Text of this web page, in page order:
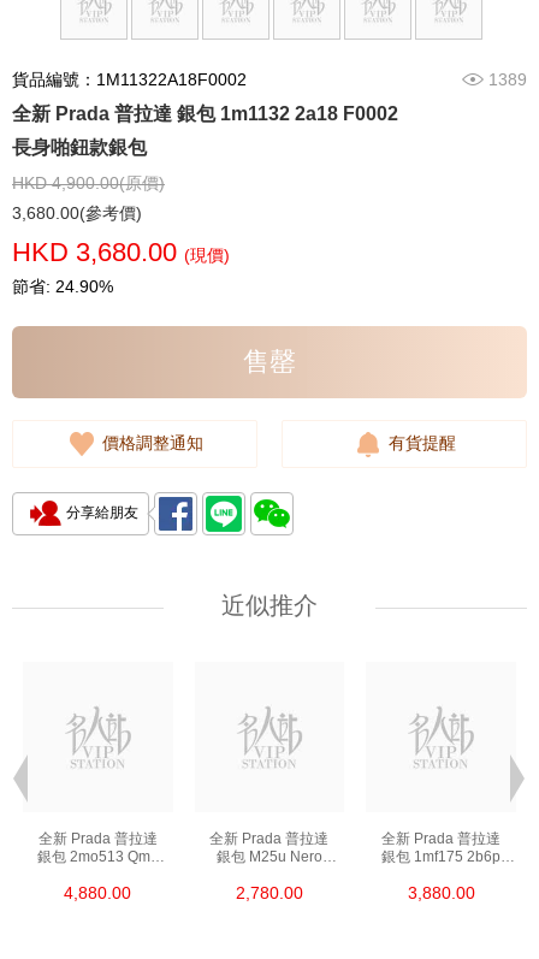
貨品編號：1M11322A18F0002 1389
全新 Prada 普拉達 銀包 1m1132 2a18 F0002
長身啪鈕款銀包
HKD 4,900.00(原價)
3,680.00(參考價)
HKD 3,680.00 (現價)
節省: 24.90%
售罄
價格調整通知 有貨提醒
分享給朋友
近似推介
全新 Prada 普拉達
銀包 2mo513 Qme
4,880.00
全新 Prada 普拉達
銀包 M25u Nero
2,780.00
全新 Prada 普拉達
銀包 1mf175 2b6p
3,880.00